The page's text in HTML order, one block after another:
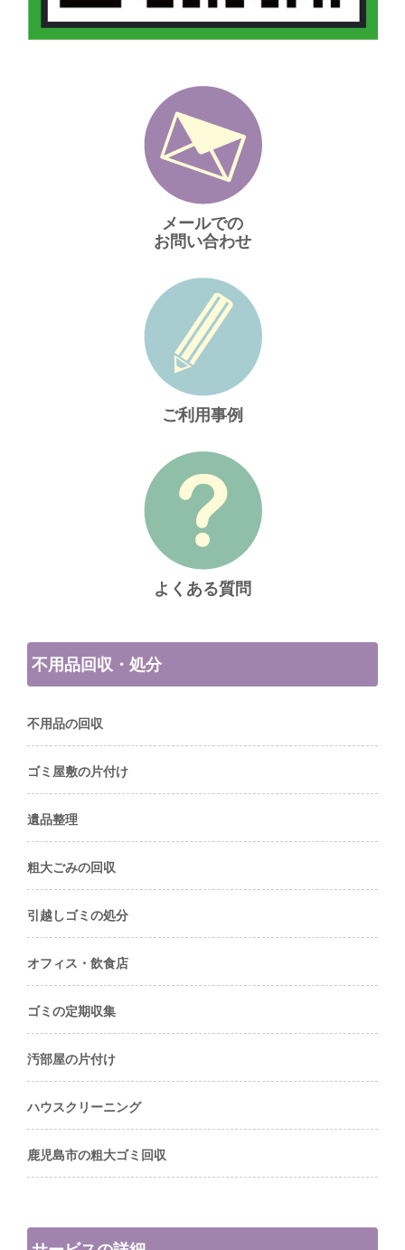
メールでの
お問い合わせ
ご利用事例
よくある質問
不用品回収・処分
不用品の回収
ゴミ屋敷の片付け
遺品整理
粗大ごみの回収
引越しゴミの処分
オフィス・飲食店
ゴミの定期収集
汚部屋の片付け
ハウスクリーニング
鹿児島市の粗大ゴミ回収